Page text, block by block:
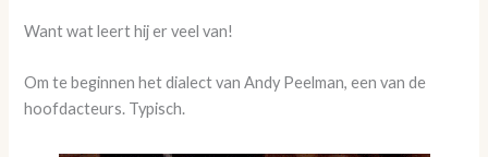
Want wat leert hij er veel van!
Om te beginnen het dialect van Andy Peelman, een van de
hoofdacteurs. Typisch.